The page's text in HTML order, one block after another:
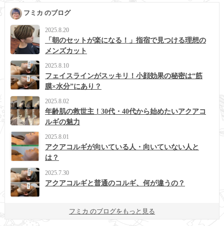
フミカ のブログ
2025.8.20
「朝のセットが楽になる！」指宿で見つける理想の
メンズカット
2025.8.10
フェイスラインがスッキリ！小顔効果の秘密は“筋
膜×水分”にあり？
2025.8.02
年齢肌の救世主！30代・40代から始めたいアクアコ
ルギの魅力
2025.8.01
アクアコルギが向いている人・向いていない人と
は？
2025.7.30
アクアコルギと普通のコルギ、何が違うの？
フミカ のブログをもっと見る